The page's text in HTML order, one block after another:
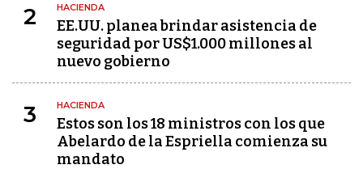
2 HACIENDA
EE.UU. planea brindar asistencia de
seguridad por US$1.000 millones al
nuevo gobierno
3 HACIENDA
Estos son los 18 ministros con los que
Abelardo de la Espriella comienza su
mandato